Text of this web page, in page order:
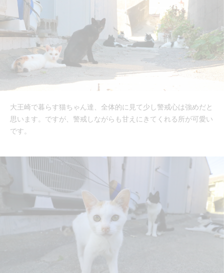
大王崎で暮らす猫ちゃん達、全体的に見て少し警戒心は強めだと
思います。ですが、警戒しながらも甘えにきてくれる所が可愛い
です。